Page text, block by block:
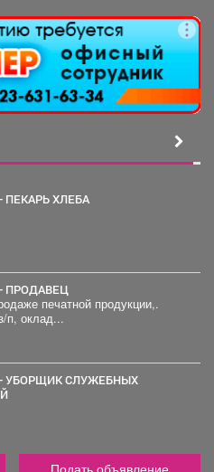
ПЕКАРЬ ХЛЕБА
- ПРОДАВЕЦ
печатной продукции,.
п, оклад...